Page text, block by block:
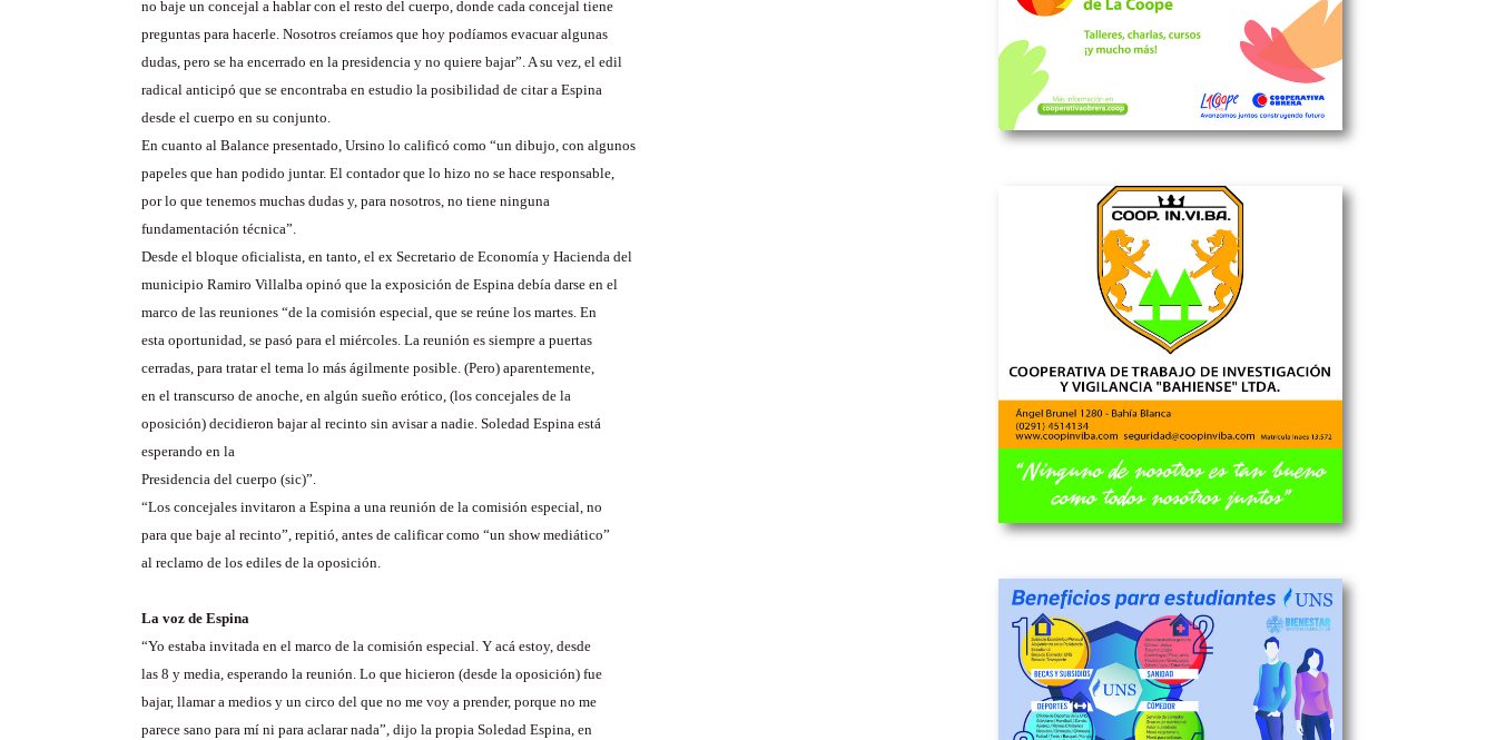
no baje un concejal a hablar con el resto del cuerpo, donde cada concejal tiene
preguntas para hacerle. Nosotros creíamos que hoy podíamos evacuar algunas
dudas, pero se ha encerrado en la presidencia y no quiere bajar”. A su vez, el edil
radical anticipó que se encontraba en estudio la posibilidad de citar a Espina
desde el cuerpo en su conjunto.
En cuanto al Balance presentado, Ursino lo calificó como “un dibujo, con algunos
papeles que han podido juntar. El contador que lo hizo no se hace responsable,
por lo que tenemos muchas dudas y, para nosotros, no tiene ninguna
fundamentación técnica”.
Desde el bloque oficialista, en tanto, el ex Secretario de Economía y Hacienda del
municipio Ramiro Villalba opinó que la exposición de Espina debía darse en el
marco de las reuniones “de la comisión especial, que se reúne los martes. En
esta oportunidad, se pasó para el miércoles. La reunión es siempre a puertas
cerradas, para tratar el tema lo más ágilmente posible. (Pero) aparentemente,
en el transcurso de anoche, en algún sueño erótico, (los concejales de la
oposición) decidieron bajar al recinto sin avisar a nadie. Soledad Espina está
esperando en la
Presidencia del cuerpo (sic)”.
“Los concejales invitaron a Espina a una reunión de la comisión especial, no
para que baje al recinto”, repitió, antes de calificar como “un show mediático”
al reclamo de los ediles de la oposición.
La voz de Espina
“Yo estaba invitada en el marco de la comisión especial. Y acá estoy, desde
las 8 y media, esperando la reunión. Lo que hicieron (desde la oposición) fue
bajar, llamar a medios y un circo del que no me voy a prender, porque no me
parece sano para mí ni para aclarar nada”, dijo la propia Soledad Espina, en